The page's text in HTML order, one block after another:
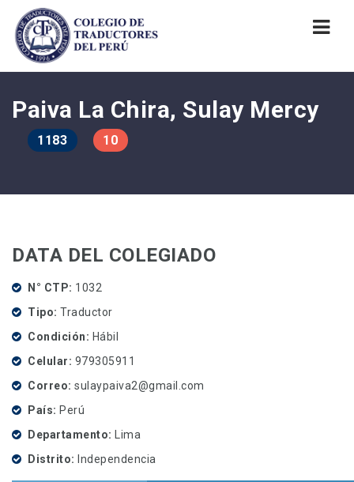
Paiva La Chira, Sulay Mercy
1183 10
DATA DEL COLEGIADO
N° CTP
1032
Tipo Traductor
Condición
Hábil
Celular
979305911
Correo sulaypaiva2@gmail.com
País Perú
Departamento Lima
Distrito Independencia